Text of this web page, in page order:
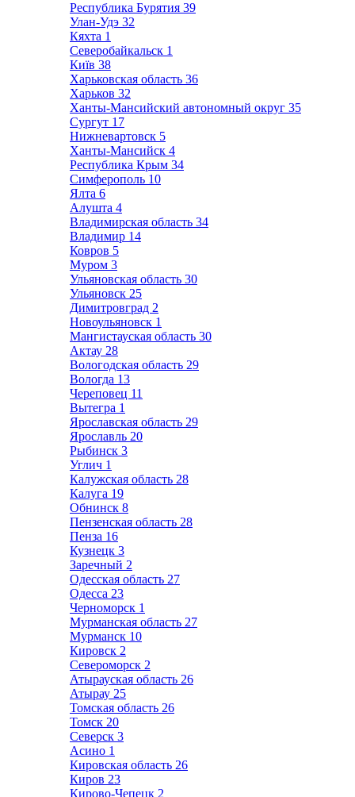
Республика Бурятия 39
Улан-Удэ 32
Кяхта 1
Северобайкальск 1
Київ 38
Харьковская область 36
Харьков 32
Ханты-Мансийский автономный округ 35
Сургут 17
Нижневартовск 5
Ханты-Мансийск 4
Республика Крым 34
Симферополь 10
Ялта 6
Алушта 4
Владимирская область 34
Владимир 14
Ковров 5
Муром 3
Ульяновская область 30
Ульяновск 25
Димитровград 2
Новоульяновск 1
Мангистауская область 30
Актау 28
Вологодская область 29
Вологда 13
Череповец 11
Вытегра 1
Ярославская область 29
Ярославль 20
Рыбинск 3
Углич 1
Калужская область 28
Калуга 19
Обнинск 8
Пензенская область 28
Пенза 16
Кузнецк 3
Заречный 2
Одесская область 27
Одесса 23
Черноморск 1
Мурманская область 27
Мурманск 10
Кировск 2
Североморск 2
Атырауская область 26
Атырау 25
Томская область 26
Томск 20
Северск 3
Асино 1
Кировская область 26
Киров 23
Кирово-Чепецк 2